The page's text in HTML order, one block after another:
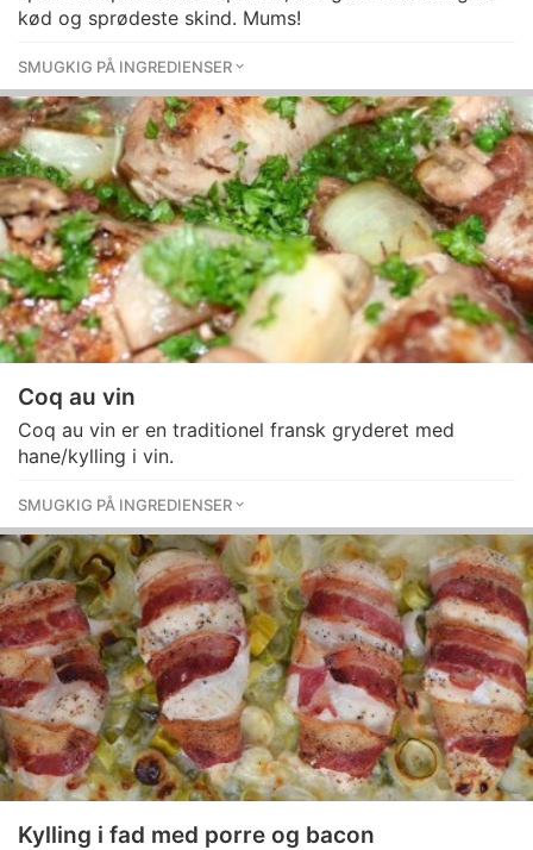
kød og sprødeste skind. Mums!
SMUGKIG PÅ INGREDIENSER
Coq au vin
Coq au vin er en traditionel fransk gryderet med
hane/kylling i vin.
SMUGKIG PÅ INGREDIENSER
Kylling i fad med porre og bacon